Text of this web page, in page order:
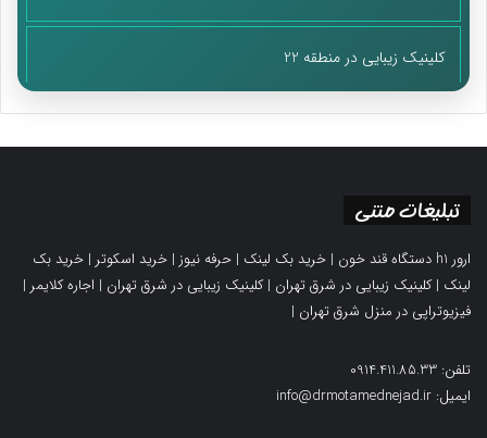
کلینیک زیبایی در منطقه 22
تبلیغات متنی
ارور h1 دستگاه قند خون | خرید بک لینک | حرفه نیوز | خرید اسکوتر | خرید بک
لینک |کلینیک زیبایی در شرق تهران |کلینیک زیبایی در شرق تهران | اجاره کلایمر |
فیزیوتراپی در منزل شرق تهران |
تلفن: 0914.411.85.33
ایمیل: info@drmotamednejad.ir